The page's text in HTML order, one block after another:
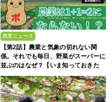
農業ニュース
【第2話】農業と気象の切れない関
係。それでも毎日、野菜がスーパーに
並ぶのはなぜ？【いま知っておきた
い、これからの”食”の話】